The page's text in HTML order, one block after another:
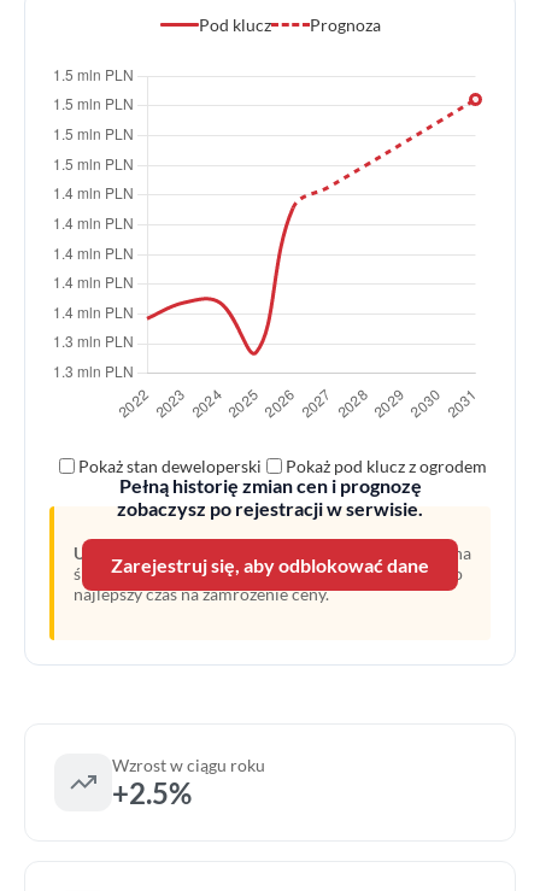
Pod klucz Prognoza
Pełną historię zmian cen i prognozę
zobaczysz po rejestracji w serwisie.
Zarejestruj się, aby odblokować dane
Pokaż stan deweloperski Pokaż pod klucz z ogrodem
Uwaga:
Linia przerywana oznacza prognozę opartą na
średnim wzroście z ostatnich lat. Obecny moment to
najlepszy czas na zamrożenie ceny.
Wzrost w ciągu roku
+2.5%